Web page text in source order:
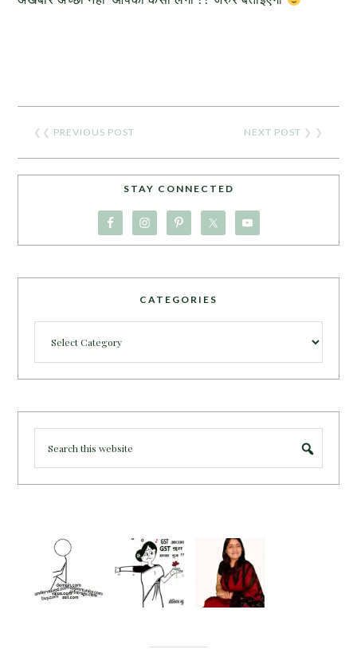
❮❮ PREVIOUS POST NEXT POST ❯ ❯
STAY CONNECTED
CATEGORIES